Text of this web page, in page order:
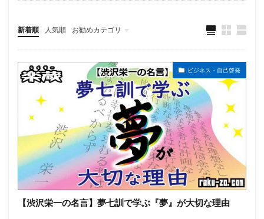
新着順 人気順 お勧めカテゴリ
エンタメ
IT
ビジネス・自己啓発
ビジネス・自己啓発
【渋沢栄一の名言】夢七訓で学ぶ『夢』が大切な理由